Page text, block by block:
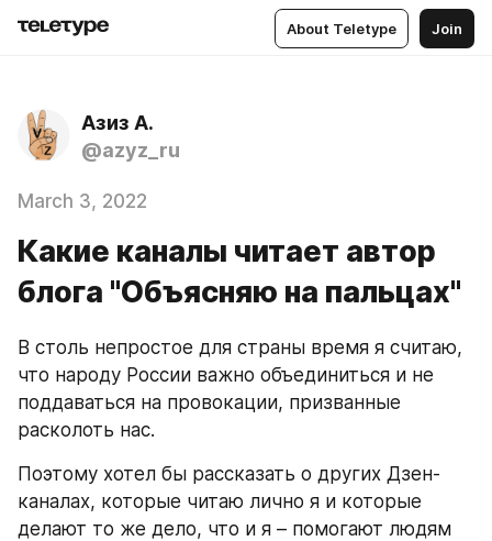
About Teletype Join
Азиз А.
@azyz_ru
March 3, 2022
Какие каналы читает автор
блога "Объясняю на пальцах"
В столь непростое для страны время я считаю,
что народу России важно объединиться и не
поддаваться на провокации, призванные
расколоть нас.
Поэтому хотел бы рассказать о других Дзен-
каналах, которые читаю лично я и которые
делают то же дело, что и я – помогают людям